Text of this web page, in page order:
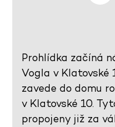
Prohlídka začíná
Vogla v Klatovské
zavede do domu
v Klatovské 10.
propojeny již za